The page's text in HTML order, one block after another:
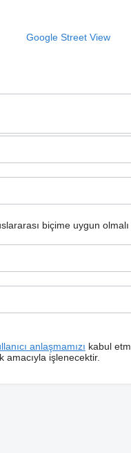
Google Street View
biçime uygun
anlaşmamızı kabul
amacıyla işlenecektir.